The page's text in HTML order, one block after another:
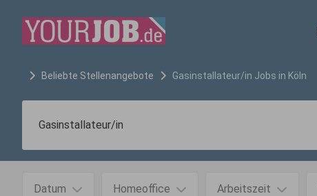
Beliebte Stellenangebote Gasinstallateur/in Jobs in Köln
Datum Homeoffice Arbeitszeit